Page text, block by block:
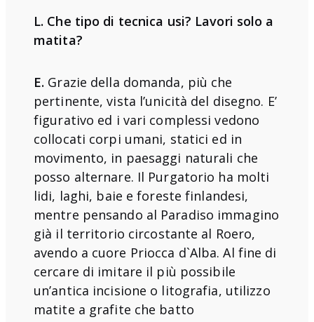
L. Che tipo di tecnica usi? Lavori solo a
matita?
E. Grazie della domanda, più che
pertinente, vista l’unicità del disegno. E’
figurativo ed i vari complessi vedono
collocati corpi umani, statici ed in
movimento, in paesaggi naturali che
posso alternare. Il Purgatorio ha molti
lidi, laghi, baie e foreste finlandesi,
mentre pensando al Paradiso immagino
già il territorio circostante al Roero,
avendo a cuore Priocca d`Alba. Al fine di
cercare di imitare il più possibile
un’antica incisione o litografia, utilizzo
matite a grafite che batto